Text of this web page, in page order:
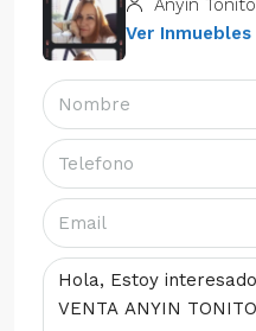
Anyin Tonito
Ver Inmuebles